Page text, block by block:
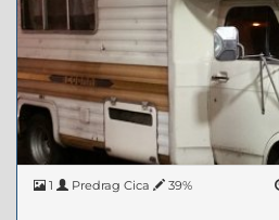
1 Predrag Cica 39%